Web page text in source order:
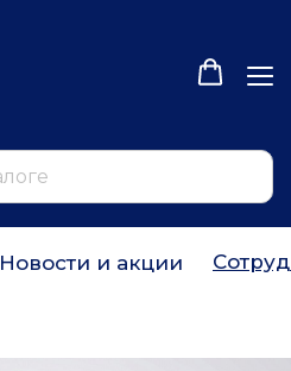
Новости и акции